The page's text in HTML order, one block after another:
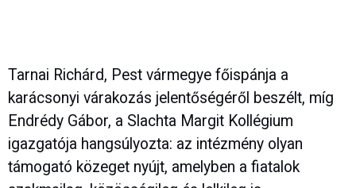
Tarnai Richárd, Pest vármegye főispánja a
karácsonyi várakozás jelentőségéről beszélt, míg
Endrédy Gábor, a Slachta Margit Kollégium
igazgatója hangsúlyozta: az intézmény olyan
támogató közeget nyújt, amelyben a fiatalok